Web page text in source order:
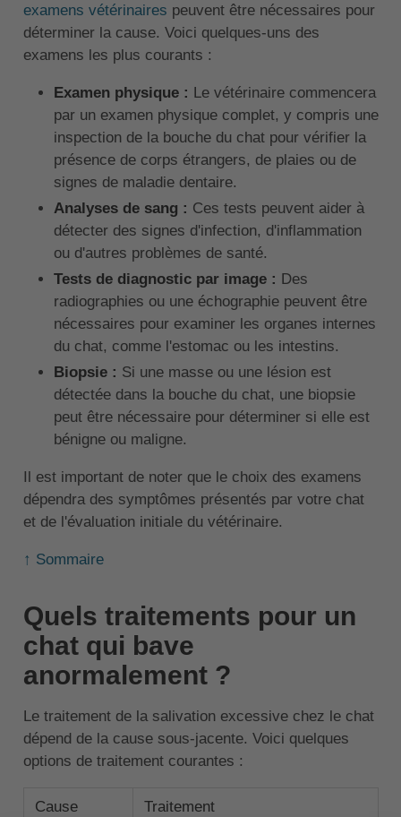
examens vétérinaires peuvent être nécessaires pour
déterminer la cause. Voici quelques-uns des
examens les plus courants :
Examen physique : Le vétérinaire commencera
par un examen physique complet, y compris une
inspection de la bouche du chat pour vérifier la
présence de corps étrangers, de plaies ou de
signes de maladie dentaire.
Analyses de sang : Ces tests peuvent aider à
détecter des signes d'infection, d'inflammation
ou d'autres problèmes de santé.
Tests de diagnostic par image : Des
radiographies ou une échographie peuvent être
nécessaires pour examiner les organes internes
du chat, comme l'estomac ou les intestins.
Biopsie : Si une masse ou une lésion est
détectée dans la bouche du chat, une biopsie
peut être nécessaire pour déterminer si elle est
bénigne ou maligne.
Il est important de noter que le choix des examens
dépendra des symptômes présentés par votre chat
et de l'évaluation initiale du vétérinaire.
↑ Sommaire
Quels traitements pour un
chat qui bave
anormalement ?
Le traitement de la salivation excessive chez le chat
dépend de la cause sous-jacente. Voici quelques
options de traitement courantes :
Cause Traitement